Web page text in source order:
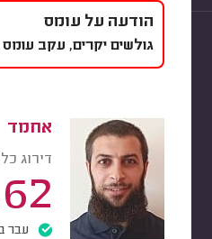
הודעה על עומס
גולשים יקרים, עקב עומס
אחמד
דירוג
עבר